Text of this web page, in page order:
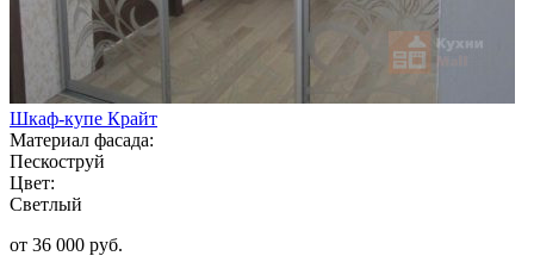
Шкаф-купе Крайт
Материал фасада:
Пескоструй
Цвет:
Светлый
от 36 000 руб.